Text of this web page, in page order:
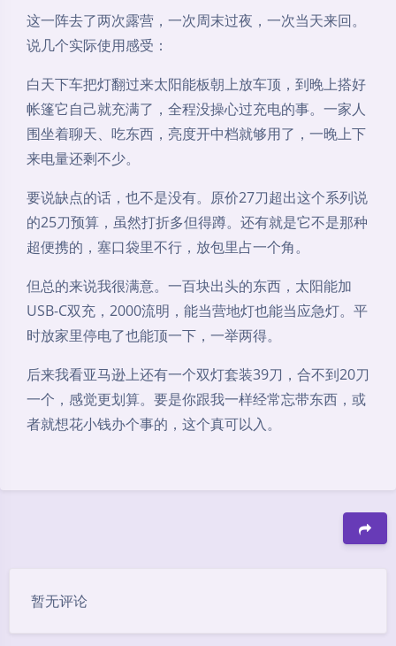
这一阵去了两次露营，一次周末过夜，一次当天来回。
说几个实际使用感受：
白天下车把灯翻过来太阳能板朝上放车顶，到晚上搭好
帐篷它自己就充满了，全程没操心过充电的事。一家人
围坐着聊天、吃东西，亮度开中档就够用了，一晚上下
来电量还剩不少。
要说缺点的话，也不是没有。原价27刀超出这个系列说
的25刀预算，虽然打折多但得蹲。还有就是它不是那种
超便携的，塞口袋里不行，放包里占一个角。
但总的来说我很满意。一百块出头的东西，太阳能加
USB-C双充，2000流明，能当营地灯也能当应急灯。平
时放家里停电了也能顶一下，一举两得。
后来我看亚马逊上还有一个双灯套装39刀，合不到20刀
一个，感觉更划算。要是你跟我一样经常忘带东西，或
者就想花小钱办个事的，这个真可以入。
暂无评论